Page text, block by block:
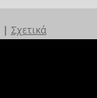
| Σχετικά